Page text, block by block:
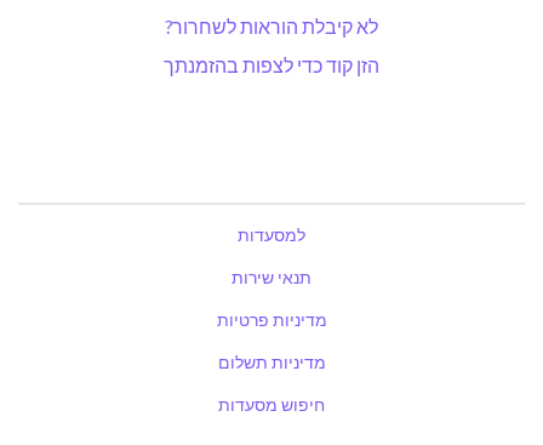
לא קיבלת הוראות לשחרור?
הזן קוד כדי לצפות בהזמנתך
למסעדות
תנאי שירות
מדיניות פרטיות
מדיניות תשלום
חיפוש מסעדות